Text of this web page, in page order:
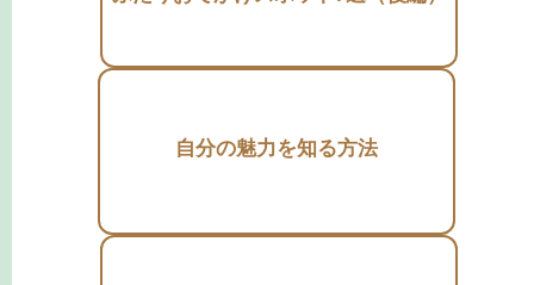
自分の魅力を知る方法